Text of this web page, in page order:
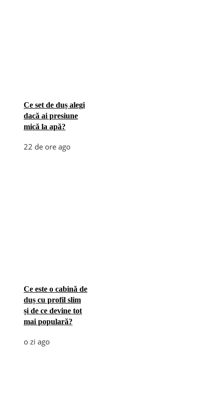
Ce set de duș alegi
dacă ai presiune
mică la apă?
22 de ore ago
Ce este o cabină de
duș cu profil slim
și de ce devine tot
mai populară?
o zi ago